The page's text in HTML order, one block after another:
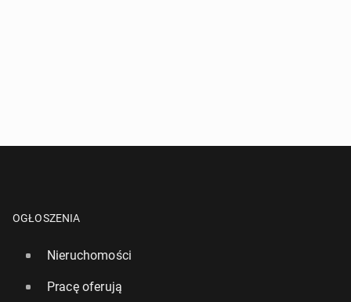
OGŁOSZENIA
Nieruchomości
Pracę oferują